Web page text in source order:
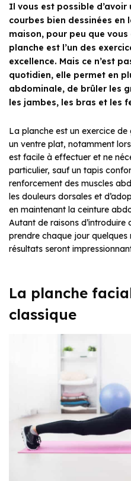
Il vous est possible d’avoir
courbes bien dessinées en
maison, pour peu que
planche est l’un des
excellence. Mais ce n’est
quotidien, elle permet en
abdominale, de brûler les
les jambes, les bras et les
La planche est un exercice
un ventre plat, notamment
est facile à effectuer et ne
particulier, sauf un tapis
renforcement des muscles
les douleurs dorsales et
en maintenant la ceinture
Autant de raisons
prendre chaque jour quelques
résultats seront
La planche
classique